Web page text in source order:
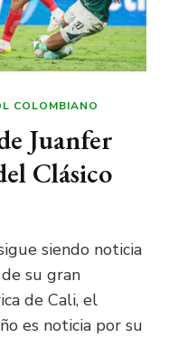
COLOMBIANO
Juanfer
Clásico
siendo noticia
su gran
de Cali, el
es noticia por su